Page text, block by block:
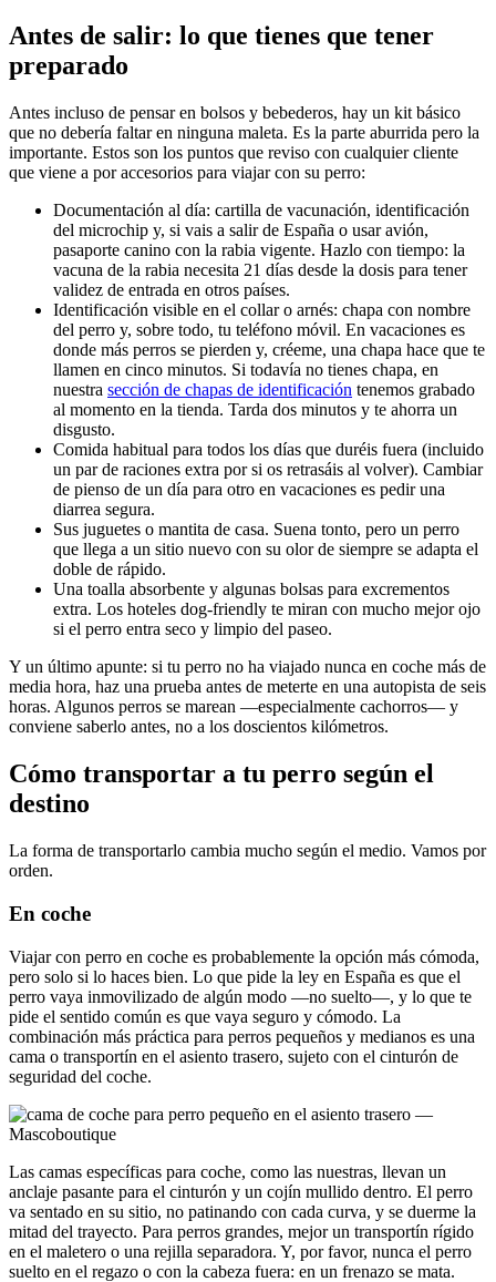
Antes de salir: lo que tienes que tener
preparado
Antes incluso de pensar en bolsos y bebederos, hay un kit básico
que no debería faltar en ninguna maleta. Es la parte aburrida pero la
importante. Estos son los puntos que reviso con cualquier cliente
que viene a por accesorios para viajar con su perro:
Documentación al día: cartilla de vacunación, identificación
del microchip y, si vais a salir de España o usar avión,
pasaporte canino con la rabia vigente. Hazlo con tiempo: la
vacuna de la rabia necesita 21 días desde la dosis para tener
validez de entrada en otros países.
Identificación visible en el collar o arnés: chapa con nombre
del perro y, sobre todo, tu teléfono móvil. En vacaciones es
donde más perros se pierden y, créeme, una chapa hace que te
llamen en cinco minutos. Si todavía no tienes chapa, en
nuestra sección de chapas de identificación tenemos grabado
al momento en la tienda. Tarda dos minutos y te ahorra un
disgusto.
Comida habitual para todos los días que duréis fuera (incluido
un par de raciones extra por si os retrasáis al volver). Cambiar
de pienso de un día para otro en vacaciones es pedir una
diarrea segura.
Sus juguetes o mantita de casa. Suena tonto, pero un perro
que llega a un sitio nuevo con su olor de siempre se adapta el
doble de rápido.
Una toalla absorbente y algunas bolsas para excrementos
extra. Los hoteles dog-friendly te miran con mucho mejor ojo
si el perro entra seco y limpio del paseo.
Y un último apunte: si tu perro no ha viajado nunca en coche más de
media hora, haz una prueba antes de meterte en una autopista de seis
horas. Algunos perros se marean —especialmente cachorros— y
conviene saberlo antes, no a los doscientos kilómetros.
Cómo transportar a tu perro según el
destino
La forma de transportarlo cambia mucho según el medio. Vamos por
orden.
En coche
Viajar con perro en coche es probablemente la opción más cómoda,
pero solo si lo haces bien. Lo que pide la ley en España es que el
perro vaya inmovilizado de algún modo —no suelto—, y lo que te
pide el sentido común es que vaya seguro y cómodo. La
combinación más práctica para perros pequeños y medianos es una
cama o transportín en el asiento trasero, sujeto con el cinturón de
seguridad del coche.
Las camas específicas para coche, como las nuestras, llevan un
anclaje pasante para el cinturón y un cojín mullido dentro. El perro
va sentado en su sitio, no patinando con cada curva, y se duerme la
mitad del trayecto. Para perros grandes, mejor un transportín rígido
en el maletero o una rejilla separadora. Y, por favor, nunca el perro
suelto en el regazo o con la cabeza fuera: en un frenazo se mata.